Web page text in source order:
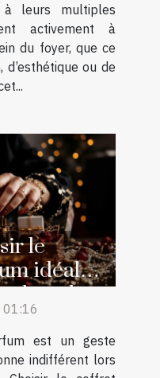
à leurs multiples
activement à
du foyer, que ce
d’esthétique ou de
le
idéal
lors des
?
est un geste
indifférent lors